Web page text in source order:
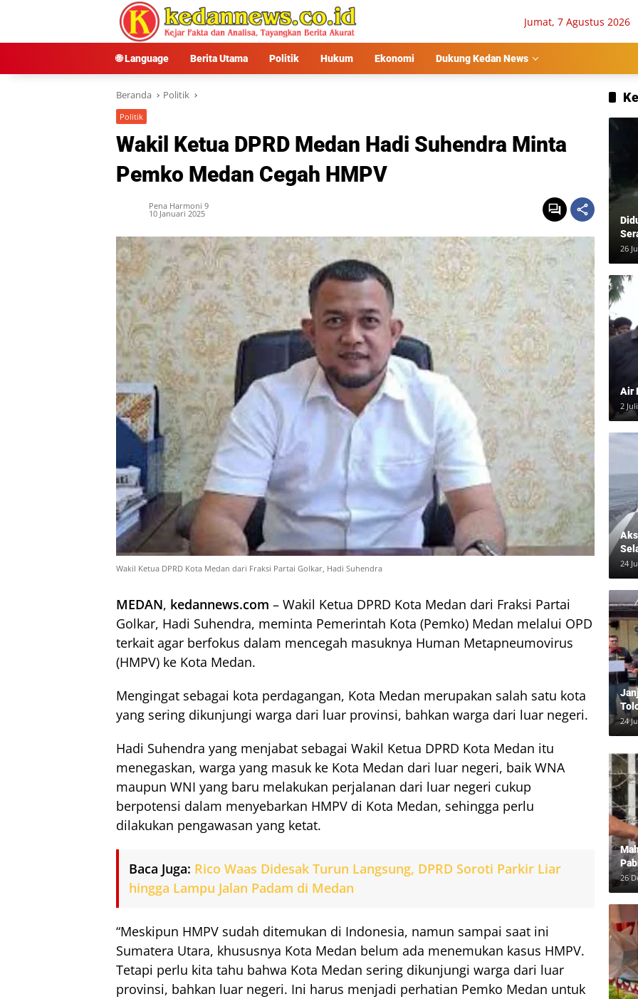
Jumat, 7 Agustus 2026
🌐 Language Berita Utama Politik Hukum Ekonomi Dukung Kedan News
Beranda Politik
Politik
Wakil Ketua DPRD Medan Hadi Suhendra Minta
Pemko Medan Cegah HMPV
Pena Harmoni 9
10 Januari 2025
Wakil Ketua DPRD Kota Medan dari Fraksi Partai Golkar, Hadi Suhendra
MEDAN, kedannews.com – Wakil Ketua DPRD Kota Medan dari Fraksi Partai
Golkar, Hadi Suhendra, meminta Pemerintah Kota (Pemko) Medan melalui OPD
terkait agar berfokus dalam mencegah masuknya Human Metapneumovirus
(HMPV) ke Kota Medan.
Mengingat sebagai kota perdagangan, Kota Medan merupakan salah satu kota
yang sering dikunjungi warga dari luar provinsi, bahkan warga dari luar negeri.
Hadi Suhendra yang menjabat sebagai Wakil Ketua DPRD Kota Medan itu
menegaskan, warga yang masuk ke Kota Medan dari luar negeri, baik WNA
maupun WNI yang baru melakukan perjalanan dari luar negeri cukup
berpotensi dalam menyebarkan HMPV di Kota Medan, sehingga perlu
dilakukan pengawasan yang ketat.
Baca Juga: Rico Waas Didesak Turun Langsung, DPRD Soroti Parkir Liar
hingga Lampu Jalan Padam di Medan
“Meskipun HMPV sudah ditemukan di Indonesia, namun sampai saat ini
Sumatera Utara, khususnya Kota Medan belum ada menemukan kasus HMPV.
Tetapi perlu kita tahu bahwa Kota Medan sering dikunjungi warga dari luar
provinsi, bahkan luar negeri. Ini harus menjadi perhatian Pemko Medan untuk
26
Air
2
24
24
26